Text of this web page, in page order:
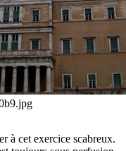
à cet exercice scabreux.